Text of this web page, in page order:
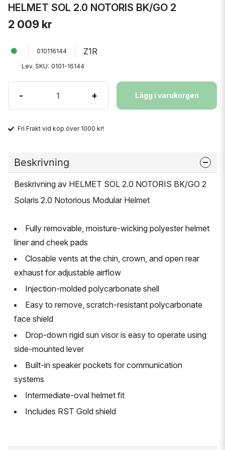
HELMET SOL 2.0 NOTORIS BK/GO 2
2 009 kr
010116144 Z1R
Lev. SKU: 0101-16144
- + Lägg i varukorgen
Fri Frakt vid köp över 1000 kr!
Beskrivning
Beskrivning av HELMET SOL 2.0 NOTORIS BK/GO 2
Solaris 2.0 Notorious Modular Helmet
Fully removable, moisture-wicking polyester helmet
liner and cheek pads
Closable vents at the chin, crown, and open rear
exhaust for adjustable airflow
Injection-molded polycarbonate shell
Easy to remove, scratch-resistant polycarbonate
face shield
Drop-down rigid sun visor is easy to operate using
side-mounted lever
Built-in speaker pockets for communication
systems
Intermediate-oval helmet fit
Includes RST Gold shield